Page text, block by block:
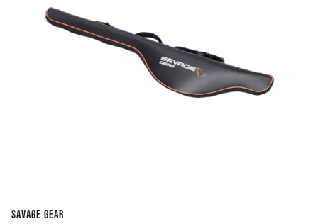
Savage Gear